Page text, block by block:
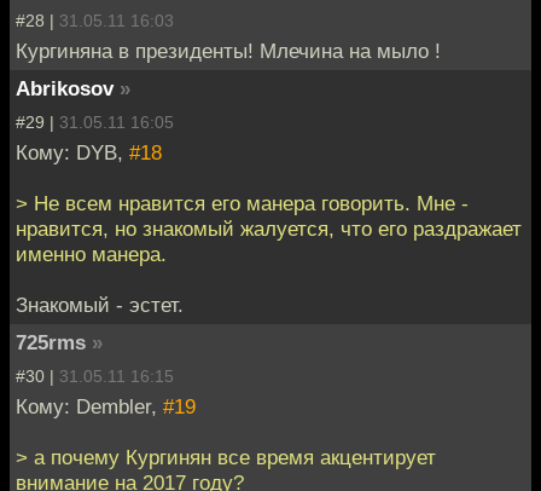
#28 | 31.05.11 16:03
Кургиняна в президенты! Млечина на мыло !
Abrikosov »
#29 | 31.05.11 16:05
Кому: DYB, #18
> Не всем нравится его манера говорить. Мне -
нравится, но знакомый жалуется, что его раздражает
именно манера.
Знакомый - эстет.
725rms »
#30 | 31.05.11 16:15
Кому: Dembler, #19
> а почему Кургинян все время акцентирует
внимание на 2017 году?